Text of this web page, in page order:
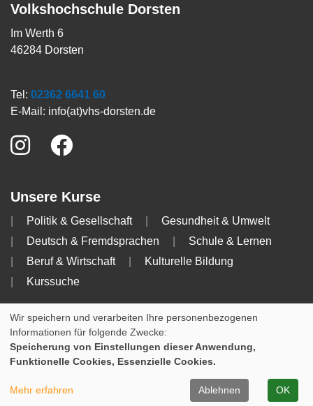
Volkshochschule Dorsten
Im Werth 6
46284 Dorsten
Tel: 02362 6641 60
E-Mail: info(at)vhs-dorsten.de
Unsere Kurse
Politik & Gesellschaft
Gesundheit & Umwelt
Deutsch & Fremdsprachen
Schule & Lernen
Beruf & Wirtschaft
Kulturelle Bildung
Kurssuche
Info
Impressum AGB Datenschutzerklärung
Wir speichern und verarbeiten Ihre personenbezogenen
Informationen für folgende Zwecke:
Speicherung von Einstellungen dieser Anwendung,
Funktionelle Cookies, Essenzielle Cookies.
Mehr erfahren Ablehnen OK